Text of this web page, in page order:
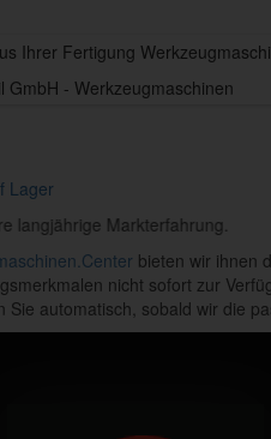
Ihrer Fertigung
GmbH - Werkzeugmaschinen
Lager
Kauf ist
bieten wir ihnen
nicht sofort zur
Sie automatisch, sobald wir die